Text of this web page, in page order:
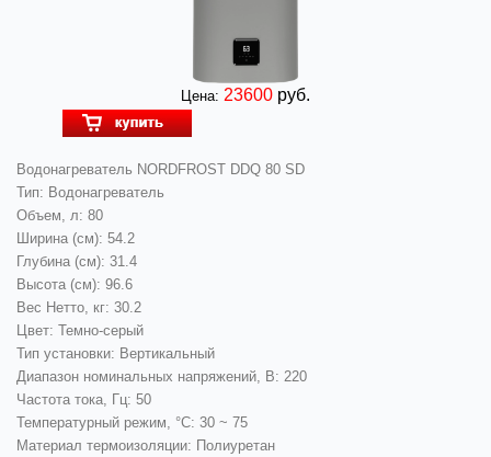
Цена: 23600 руб.
Водонагреватель NORDFROST DDQ 80 SD
Тип: Водонагреватель
Объем, л: 80
Ширина (см): 54.2
Глубина (см): 31.4
Высота (см): 96.6
Вес Нетто, кг: 30.2
Цвет: Темно-серый
Тип установки: Вертикальный
Диапазон номинальных напряжений, В: 220
Частота тока, Гц: 50
Температурный режим, °С: 30 ~ 75
Материал термоизоляции: Полиуретан